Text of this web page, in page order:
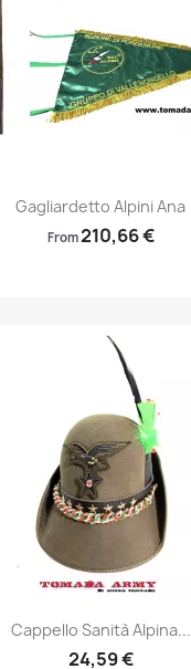
Anteprima
Gagliardetto Alpini Ana
From210,66 €
Anteprima
Cappello Sanità Alpina...
24,59 €